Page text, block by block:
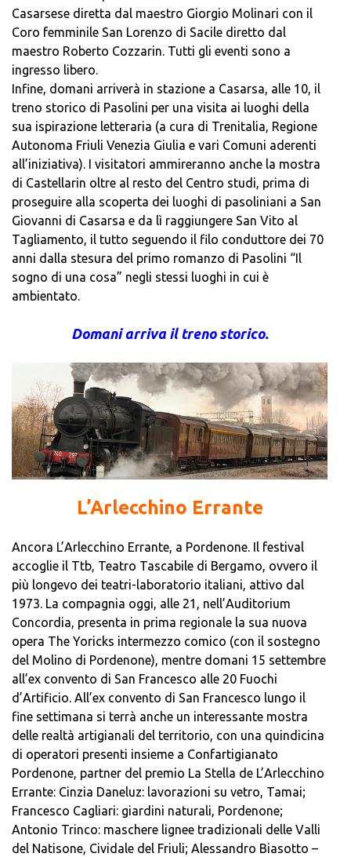
Casarsese diretta dal maestro Giorgio Molinari con il
Coro femminile San Lorenzo di Sacile diretto dal
maestro Roberto Cozzarin. Tutti gli eventi sono a
ingresso libero.
Infine, domani arriverà in stazione a Casarsa, alle 10, il
treno storico di Pasolini per una visita ai luoghi della
sua ispirazione letteraria (a cura di Trenitalia, Regione
Autonoma Friuli Venezia Giulia e vari Comuni aderenti
all’iniziativa). I visitatori ammireranno anche la mostra
di Castellarin oltre al resto del Centro studi, prima di
proseguire alla scoperta dei luoghi di pasoliniani a San
Giovanni di Casarsa e da lì raggiungere San Vito al
Tagliamento, il tutto seguendo il filo conduttore dei 70
anni dalla stesura del primo romanzo di Pasolini “Il
sogno di una cosa” negli stessi luoghi in cui è
ambientato.
Domani arriva il treno storico.
L’Arlecchino Errante
Ancora L’Arlecchino Errante, a Pordenone. Il festival
accoglie il Ttb, Teatro Tascabile di Bergamo, ovvero il
più longevo dei teatri-laboratorio italiani, attivo dal
1973. La compagnia oggi, alle 21, nell’Auditorium
Concordia, presenta in prima regionale la sua nuova
opera The Yoricks intermezzo comico (con il sostegno
del Molino di Pordenone), mentre domani 15 settembre
all’ex convento di San Francesco alle 20 Fuochi
d’Artificio. All’ex convento di San Francesco lungo il
fine settimana si terrà anche un interessante mostra
delle realtà artigianali del territorio, con una quindicina
di operatori presenti insieme a Confartigianato
Pordenone, partner del premio La Stella de L’Arlecchino
Errante: Cinzia Daneluz: lavorazioni su vetro, Tamai;
Francesco Cagliari: giardini naturali, Pordenone;
Antonio Trinco: maschere lignee tradizionali delle Valli
del Natisone, Cividale del Friuli; Alessandro Biasotto –